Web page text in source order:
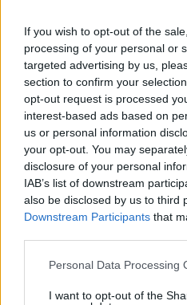
If you wish to opt-out of the
processing of your personal or
targeted advertising by us,
section to confirm your
opt-out request is processed
interest-based ads based on
us or personal information
your opt-out. You may
disclosure of your personal
IAB’s list of downstream
also be disclosed by us to third
Downstream Participants that
Please note that this website/
not limited to your visit or
Personal Data Processing
I want to opt-out of the